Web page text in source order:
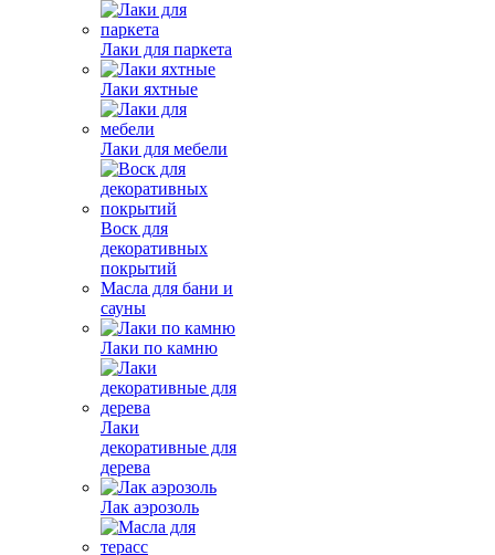
Лаки для паркета
Лаки яхтные
Лаки для мебели
Воск для
декоративных
покрытий
Масла для бани и
сауны
Лаки по камню
Лаки
декоративные для
дерева
Лак аэрозоль